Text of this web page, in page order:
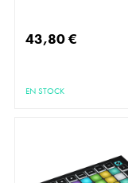
43,80 €
EN STOCK